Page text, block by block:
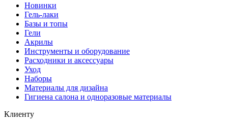
Новинки
Гель-лаки
Базы и топы
Гели
Акрилы
Инструменты и оборудование
Расходники и аксессуары
Уход
Наборы
Материалы для дизайна
Гигиена салона и одноразовые материалы
Клиенту